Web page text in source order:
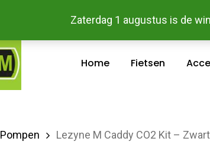
Zaterdag 1 augustus is de
Bestel En Betaal Makkelijk
Home Fietsen
Pompen Lezyne M Caddy CO2 Kit – Zwart